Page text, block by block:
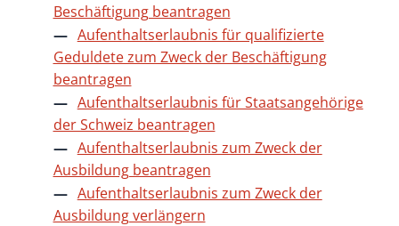
Beschäftigung beantragen
Aufenthaltserlaubnis für qualifizierte
Geduldete zum Zweck der Beschäftigung
beantragen
Aufenthaltserlaubnis für Staatsangehörige
der Schweiz beantragen
Aufenthaltserlaubnis zum Zweck der
Ausbildung beantragen
Aufenthaltserlaubnis zum Zweck der
Ausbildung verlängern